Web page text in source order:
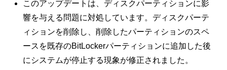
このアップデートは、ディスクパーティションに影
響を与える問題に対処しています。ディスクパーテ
ィションを削除し、削除したパーティションのスペ
ースを既存のBitLockerパーティションに追加した後
にシステムが停止する現象が修正されました。